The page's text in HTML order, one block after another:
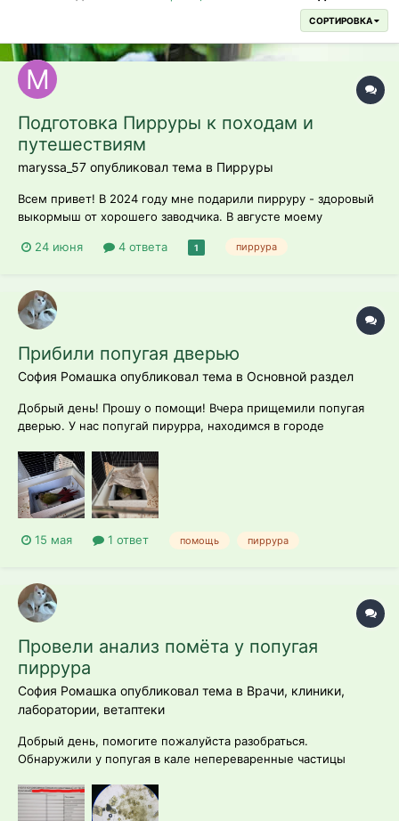
СОРТИРОВКА
Подготовка Пирруры к походам и
путешествиям
maryssa_57 опубликовал тема в Пирруры
Всем привет! В 2024 году мне подарили пирруру - здоровый
выкормыш от хорошего заводчика. В августе моему
у нас с ним плохо налажено общение. Яша прекрасно
будто меня...
24 июня 4 ответа 1 пиррура
Прибили попугая дверью
София Ромашка опубликовал тема в Основной раздел
Добрый день! Прошу о помощи! Вчера прищемили попугая
дверью. У нас попугай пирурра, находимся в городе
около 20, положили его в коробку постеленной пледом.
Сидел с жатыми лапами и закрытыми глазами. Пробовали
массажировать лапки - разжимал и сжим...
15 мая 1 ответ помощь пиррура
Провели анализ помёта у попугая
пиррура
София Ромашка опубликовал тема в Врачи, клиники,
лаборатории, ветаптеки
Добрый день, помогите пожалуйста разобраться.
Обнаружили у попугая в кале непереваренные частицы
разобраться с результатом. В нашем городе нет орнитологов.
В клостридиях умеренное количество криссталов мочевой